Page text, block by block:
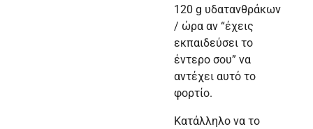
120 g υδατανθράκων
/ ώρα αν “έχεις
εκπαιδεύσει το
έντερο σου” να
αντέχει αυτό το
φορτίο.
Κατάλληλο να το